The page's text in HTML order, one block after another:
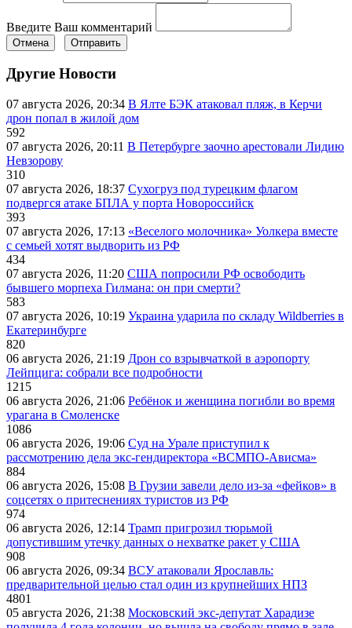
Введите Ваш комментарий
Отмена Отправить
Другие Новости
07 августа 2026, 20:34 В Ялте БЭК атаковал пляж, в Керчи
дрон попал в жилой дом
592
07 августа 2026, 20:11 В Петербурге заочно арестовали Лидию
Невзорову
310
07 августа 2026, 18:37 Сухогруз под турецким флагом
подвергся атаке БПЛА у порта Новороссийск
393
07 августа 2026, 17:13 «Веселого молочника» Уолкера вместе
с семьей хотят выдворить из РФ
434
07 августа 2026, 11:20 США попросили РФ освободить
бывшего морпеха Гилмана: он при смерти?
583
07 августа 2026, 10:19 Украина ударила по складу Wildberries в
Екатеринбурге
820
06 августа 2026, 21:19 Дрон со взрывчаткой в аэропорту
Лейпцига: собрали все подробности
1215
06 августа 2026, 21:06 Ребёнок и женщина погибли во время
урагана в Смоленске
1086
06 августа 2026, 19:06 Суд на Урале приступил к
рассмотрению дела экс-гендиректора «ВСМПО-Ависма»
884
06 августа 2026, 15:08 В Грузии завели дело из-за «фейков» в
соцсетях о притеснениях туристов из РФ
974
06 августа 2026, 12:14 Трамп пригрозил тюрьмой
допустившим утечку данных о нехватке ракет у США
908
06 августа 2026, 09:34 ВСУ атаковали Ярославль:
предварительной целью стал один из крупнейших НПЗ
4801
05 августа 2026, 21:38 Московский экс-депутат Харадизе